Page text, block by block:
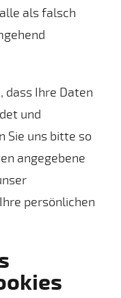
als falsch
dass Ihre Daten
und
Sie uns bitte so
angegebene
persönlichen